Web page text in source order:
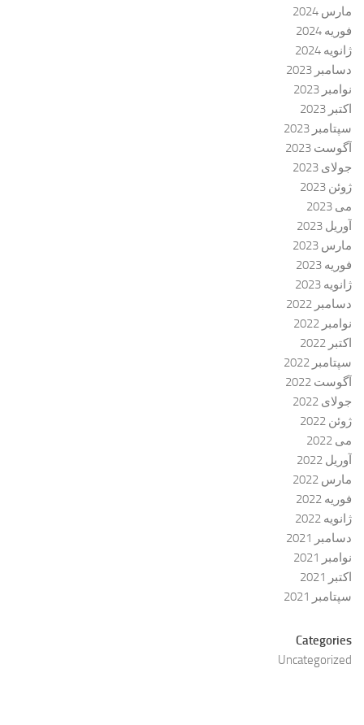
مارس 2024
فوریه 2024
ژانویه 2024
دسامبر 2023
نوامبر 2023
اکتبر 2023
سپتامبر 2023
آگوست 2023
جولای 2023
ژوئن 2023
می 2023
آوریل 2023
مارس 2023
فوریه 2023
ژانویه 2023
دسامبر 2022
نوامبر 2022
اکتبر 2022
سپتامبر 2022
آگوست 2022
جولای 2022
ژوئن 2022
می 2022
آوریل 2022
مارس 2022
فوریه 2022
ژانویه 2022
دسامبر 2021
نوامبر 2021
اکتبر 2021
سپتامبر 2021
Categories
Uncategorized